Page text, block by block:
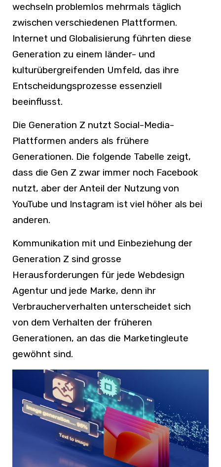
wechseln problemlos mehrmals täglich
zwischen verschiedenen Plattformen.
Internet und Globalisierung führten diese
Generation zu einem länder- und
kulturübergreifenden Umfeld, das ihre
Entscheidungsprozesse essenziell
beeinflusst.
Die Generation Z nutzt Social-Media-
Plattformen anders als frühere
Generationen. Die folgende Tabelle zeigt,
dass die Gen Z zwar immer noch Facebook
nutzt, aber der Anteil der Nutzung von
YouTube und Instagram ist viel höher als bei
anderen.
Kommunikation mit und Einbeziehung der
Generation Z sind grosse
Herausforderungen für jede Webdesign
Agentur und jede Marke, denn ihr
Verbraucherverhalten unterscheidet sich
von dem Verhalten der früheren
Generationen, an das die Marketingleute
gewöhnt sind.